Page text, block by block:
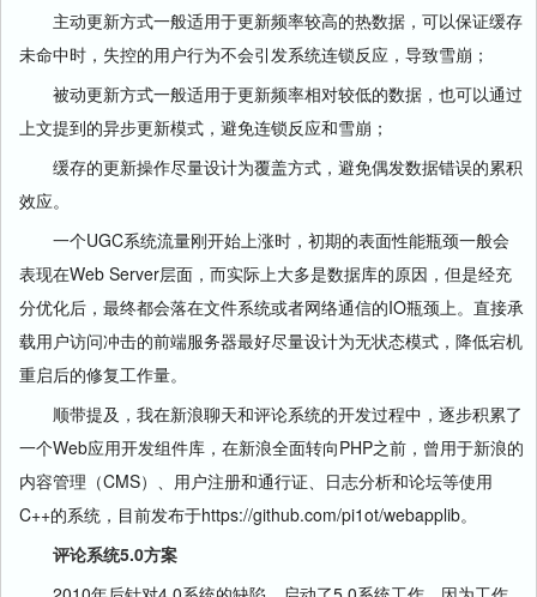
主动更新方式一般适用于更新频率较高的热数据，可以保证缓存
未命中时，失控的用户行为不会引发系统连锁反应，导致雪崩；
被动更新方式一般适用于更新频率相对较低的数据，也可以通过
上文提到的异步更新模式，避免连锁反应和雪崩；
缓存的更新操作尽量设计为覆盖方式，避免偶发数据错误的累积
效应。
一个UGC系统流量刚开始上涨时，初期的表面性能瓶颈一般会
表现在Web Server层面，而实际上大多是数据库的原因，但是经充
分优化后，最终都会落在文件系统或者网络通信的IO瓶颈上。直接承
载用户访问冲击的前端服务器最好尽量设计为无状态模式，降低宕机
重启后的修复工作量。
顺带提及，我在新浪聊天和评论系统的开发过程中，逐步积累了
一个Web应用开发组件库，在新浪全面转向PHP之前，曾用于新浪的
内容管理（CMS）、用户注册和通行证、日志分析和论坛等使用
C++的系统，目前发布于https://github.com/pi1ot/webapplib。
评论系统5.0方案